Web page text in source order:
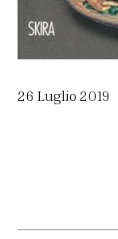
26 Luglio 2019